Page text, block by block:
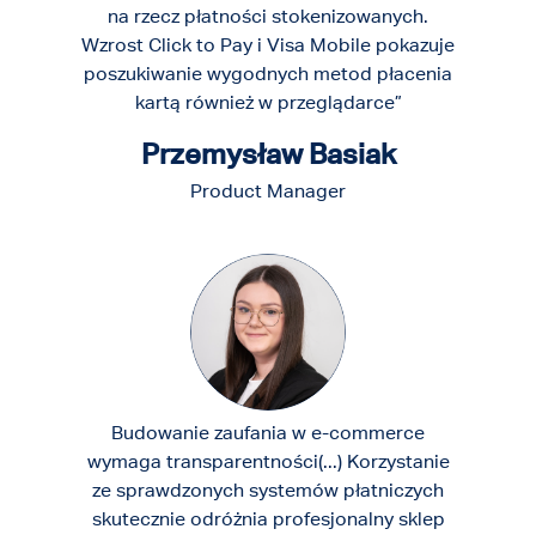
na rzecz płatności stokenizowanych.
Wzrost Click to Pay i Visa Mobile pokazuje
poszukiwanie wygodnych metod płacenia
kartą również w przeglądarce”
Przemysław Basiak
Product Manager
Budowanie zaufania w e-commerce
wymaga transparentności(...) Korzystanie
ze sprawdzonych systemów płatniczych
skutecznie odróżnia profesjonalny sklep